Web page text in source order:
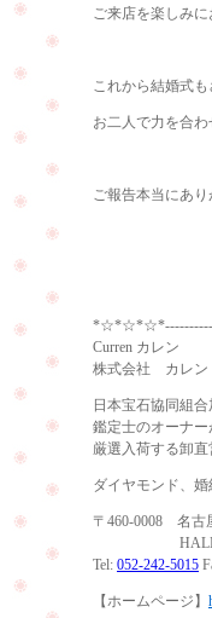
ご来店を楽しみ
これから結婚式
お二人で力を合
ご報告本当にあ
Curren カレン
株式会社 カレン
日本宝石協同組合
鑑定士のオーナ
厳選入荷する卸
ダイヤモンド、
〒460-0008 名古
HALNATZ
Tel: 052-242-5015
【ホームページ】